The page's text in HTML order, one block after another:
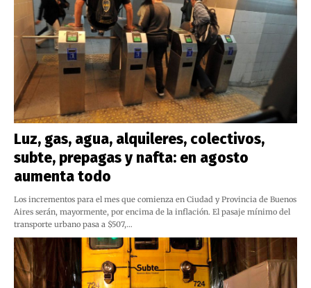
Luz, gas, agua, alquileres, colectivos,
subte, prepagas y nafta: en agosto
aumenta todo
Los incrementos para el mes que comienza en Ciudad y Provincia de Buenos
Aires serán, mayormente, por encima de la inflación. El pasaje mínimo del
transporte urbano pasa a $507,…